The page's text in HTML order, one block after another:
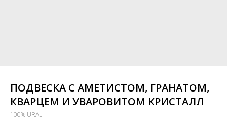
ПОДВЕСКА С АМЕТИСТОМ, ГРАНАТОМ,
КВАРЦЕМ И УВАРОВИТОМ КРИСТАЛЛ
100% URAL